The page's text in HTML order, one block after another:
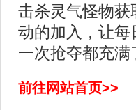
击杀灵气怪物
动的加入，让
一次抢夺都充满
前往网站首页>>